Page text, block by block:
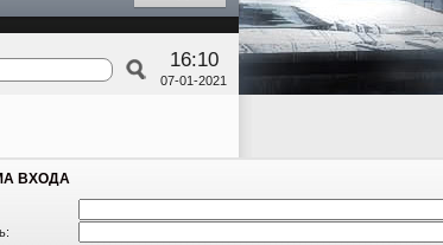
16:10
07-01-2021
ВХОДА